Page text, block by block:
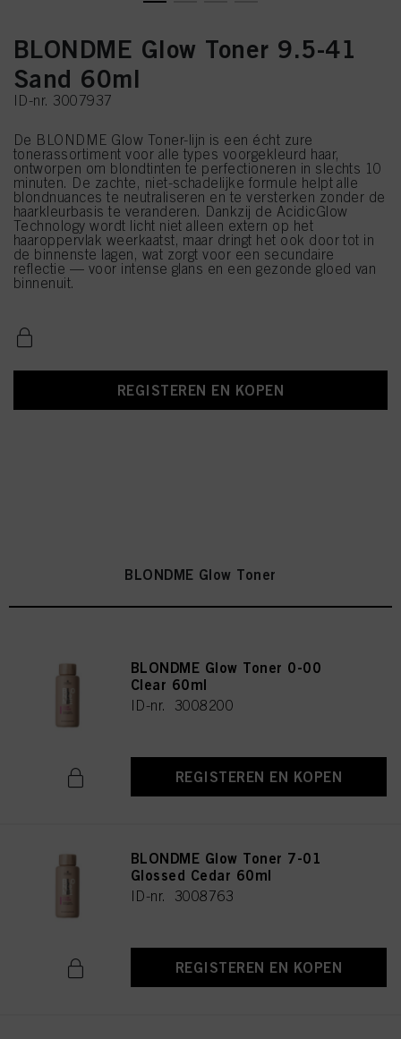
BLONDME Glow Toner 9.5-41
Sand 60ml
ID-nr. 3007937
De BLONDME Glow Toner-lijn is een écht zure
tonerassortiment voor alle types voorgekleurd haar,
ontworpen om blondtinten te perfectioneren in slechts 10
minuten. De zachte, niet-schadelijke formule helpt alle
blondnuances te neutraliseren en te versterken zonder de
haarkleurbasis te veranderen. Dankzij de AcidicGlow
Technology wordt licht niet alleen extern op het
haaroppervlak weerkaatst, maar dringt het ook door tot in
de binnenste lagen, wat zorgt voor een secundaire
reflectie — voor intense glans en een gezonde gloed van
binnenuit.
REGISTEREN EN KOPEN
BLONDME Glow Toner
BLONDME Glow Toner 0-00
Clear 60ml
ID-nr. 3008200
REGISTEREN EN KOPEN
BLONDME Glow Toner 7-01
Glossed Cedar 60ml
ID-nr. 3008763
REGISTEREN EN KOPEN